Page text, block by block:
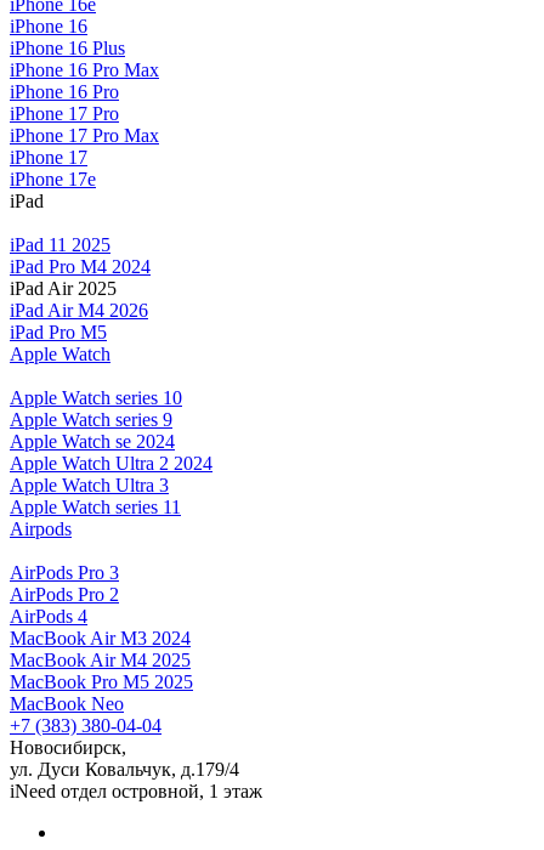
iPhone 16
iPhone 16 Plus
iPhone 16 Pro Max
iPhone 16 Pro
iPhone 17 Pro
iPhone 17 Pro Max
iPhone 17
iPhone 17e
iPad
iPad 11 2025
iPad Pro M4 2024
iPad Air 2025
iPad Air M4 2026
iPad Pro M5
Apple Watch
Apple Watch series 10
Apple Watch series 9
Apple Watch se 2024
Apple Watch Ultra 2 2024
Apple Watch Ultra 3
Apple Watch series 11
Airpods
AirPods Pro 3
AirPods Pro 2
AirPods 4
MacBook Air M3 2024
MacBook Air M4 2025
MacBook Pro M5 2025
MacBook Neo
+7 (383) 380-04-04
Новосибирск,
ул. Дуси Ковальчук, д.179/4
iNeed отдел островной, 1 этаж